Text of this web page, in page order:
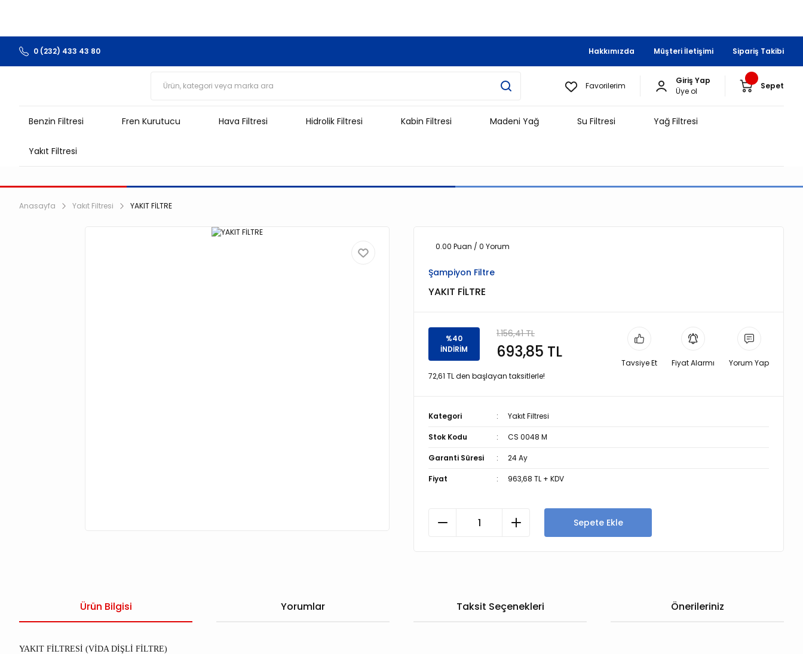
0 (232) 433 43 80 Hakkımızda Müşteri İletişimi Sipariş Takibi
Favorilerim
Giriş Yap
Üye ol
Sepet
Benzin Filtresi Fren Kurutucu Hava Filtresi Hidrolik Filtresi Kabin Filtresi Madeni Yağ Su Filtresi Yağ Filtresi
Yakıt Filtresi
Anasayfa Yakıt Filtresi YAKIT FİLTRE
0.00 Puan / 0 Yorum
Şampiyon Filtre
YAKIT FİLTRE
%40
İNDİRİM
1.156,41 TL
693,85 TL
72,61 TL den başlayan taksitlerle!
Tavsiye Et Fiyat Alarmı Yorum Yap
Kategori Yakıt Filtresi
Stok Kodu CS 0048 M
Garanti Süresi 24 Ay
Fiyat 963,68 TL + KDV
Sepete Ekle
Ürün Bilgisi Yorumlar Taksit Seçenekleri Önerileriniz
YAKIT FİLTRESİ (VİDA DİŞLİ FİLTRE)